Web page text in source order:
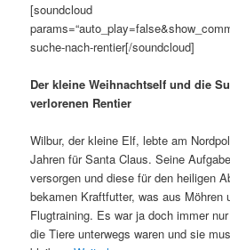
[soundcloud
suche-nach-rentier[/soundcloud]
Der kleine Weihnachtself und die
verlorenen Rentier
Wilbur, der kleine Elf, lebte am
Jahren für Santa Claus. Seine
versorgen und diese für den heiligen
bekamen Kraftfutter, was aus Möhren
Flugtraining. Es war ja doch immer
die Tiere unterwegs waren und sie